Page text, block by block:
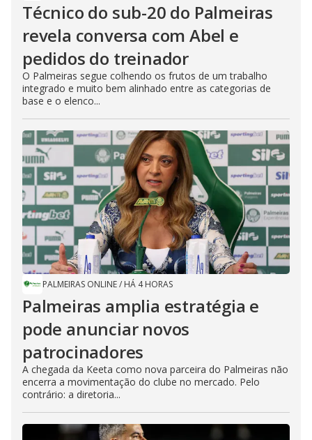
Técnico do sub-20 do Palmeiras
revela conversa com Abel e
pedidos do treinador
O Palmeiras segue colhendo os frutos de um trabalho
integrado e muito bem alinhado entre as categorias de
base e o elenco...
PALMEIRAS ONLINE/ HÁ 4 HORAS
Palmeiras amplia estratégia e
pode anunciar novos
patrocinadores
A chegada da Keeta como nova parceira do Palmeiras não
encerra a movimentação do clube no mercado. Pelo
contrário: a diretoria...